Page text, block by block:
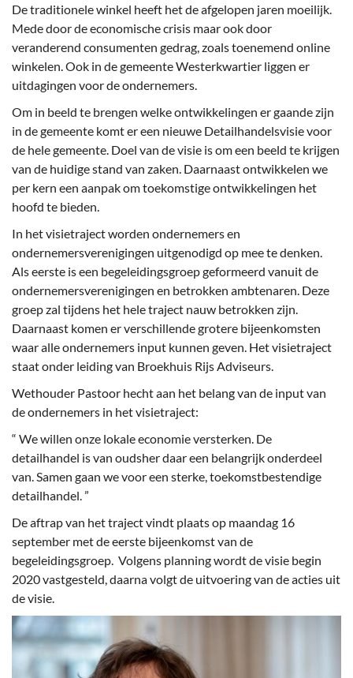
De traditionele winkel heeft het de afgelopen jaren moeilijk.
Mede door de economische crisis maar ook door
veranderend consumenten gedrag, zoals toenemend online
winkelen. Ook in de gemeente Westerkwartier liggen er
uitdagingen voor de ondernemers.
Om in beeld te brengen welke ontwikkelingen er gaande zijn
in de gemeente komt er een nieuwe Detailhandelsvisie voor
de hele gemeente. Doel van de visie is om een beeld te krijgen
van de huidige stand van zaken. Daarnaast ontwikkelen we
per kern een aanpak om toekomstige ontwikkelingen het
hoofd te bieden.
In het visietraject worden ondernemers en
ondernemersverenigingen uitgenodigd op mee te denken.
Als eerste is een begeleidingsgroep geformeerd vanuit de
ondernemersverenigingen en betrokken ambtenaren. Deze
groep zal tijdens het hele traject nauw betrokken zijn.
Daarnaast komen er verschillende grotere bijeenkomsten
waar alle ondernemers input kunnen geven. Het visietraject
staat onder leiding van Broekhuis Rijs Adviseurs.
Wethouder Pastoor hecht aan het belang van de input van
de ondernemers in het visietraject:
“ We willen onze lokale economie versterken. De
detailhandel is van oudsher daar een belangrijk onderdeel
van. Samen gaan we voor een sterke, toekomstbestendige
detailhandel. ”
De aftrap van het traject vindt plaats op maandag 16
september met de eerste bijeenkomst van de
begeleidingsgroep. Volgens planning wordt de visie begin
2020 vastgesteld, daarna volgt de uitvoering van de acties uit
de visie.